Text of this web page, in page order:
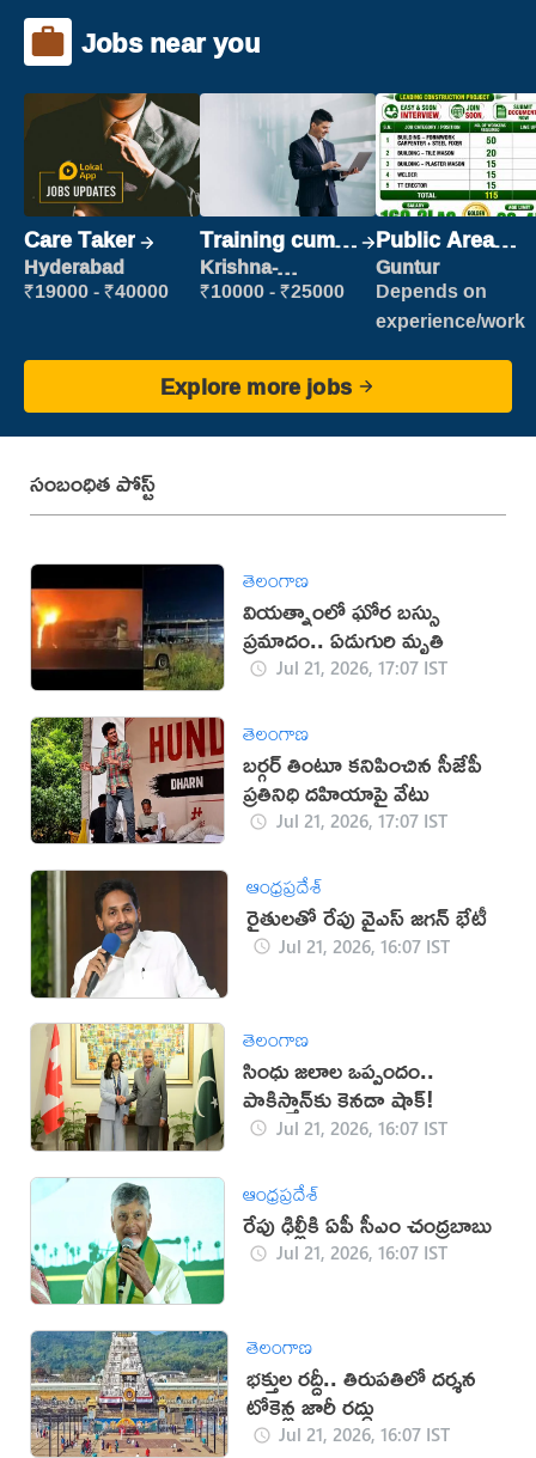
Jobs near you
Care Taker
Hyderabad
₹19000 - ₹40000
Training cum
Placement
Krishna-
vijayawada
₹10000 - ₹25000
Public Area
Cleaner
Guntur
Depends on
experience/work
Explore more jobs
సంబంధిత పోస్ట్
తెలంగాణ
వియత్నాంలో ఘోర బస్సు
ప్రమాదం.. ఏడుగురి మృతి
Jul 21, 2026, 17:07 IST
తెలంగాణ
బర్గర్ తింటూ కనిపించిన సీజేపీ
ప్రతినిధి దహియాపై వేటు
Jul 21, 2026, 17:07 IST
ఆంధ్రప్రదేశ్
రైతులతో రేపు వైఎస్ జగన్ భేటీ
Jul 21, 2026, 16:07 IST
తెలంగాణ
సింధు జలాల ఒప్పందం..
పాకిస్తాన్‌కు కెనడా షాక్!
Jul 21, 2026, 16:07 IST
ఆంధ్రప్రదేశ్
రేపు ఢిల్లీకి ఏపీ సీఎం చంద్రబాబు
Jul 21, 2026, 16:07 IST
తెలంగాణ
భక్తుల రద్దీ.. తిరుపతిలో దర్శన
టోకెన్ల జారీ రద్దు
Jul 21, 2026, 16:07 IST